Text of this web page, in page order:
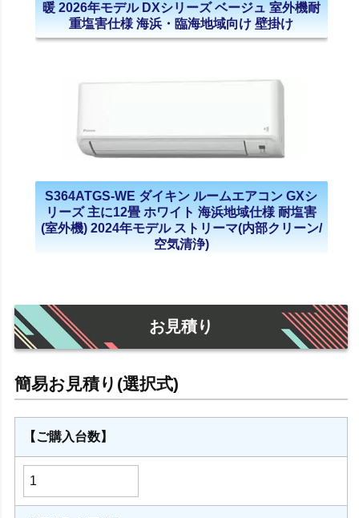
暖 2026年モデル DXシリーズ ベージュ 室外機耐
重塩害仕様 海浜・臨海地域向け 壁掛け
S364ATGS-WE ダイキン ルームエアコン GXシ
リーズ 主に12畳 ホワイト 海浜地域仕様 耐塩害
(室外機) 2024年モデル ストリーマ(内部クリーン/
空気清浄)
お見積り
【ご購入台数】